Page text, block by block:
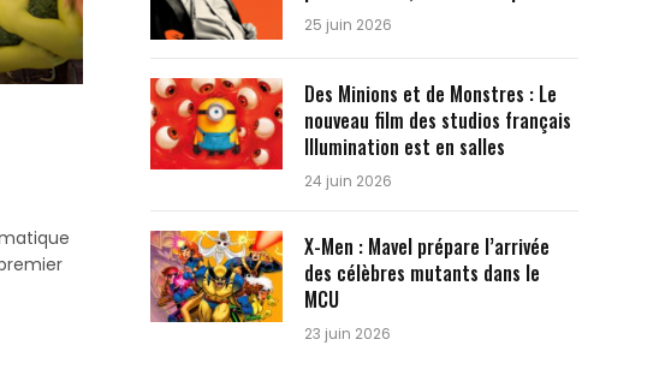
25 juin 2026
Des Minions et de Monstres : Le
nouveau film des studios français
Illumination est en salles
24 juin 2026
X-Men : Mavel prépare l’arrivée
des célèbres mutants dans le
MCU
23 juin 2026